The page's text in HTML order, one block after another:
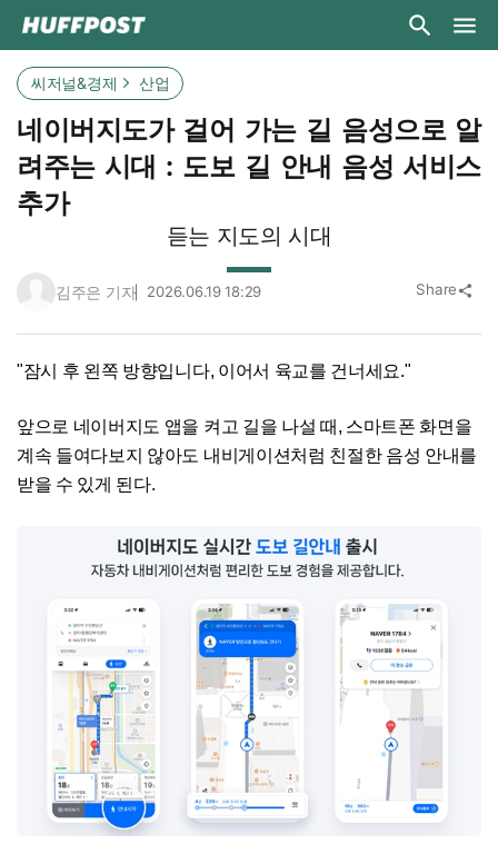
씨저널&경제 산업
네이버지도가 걸어 가는 길 음성으로 알
려주는 시대 : 도보 길 안내 음성 서비스
추가
듣는 지도의 시대
김주은 기자 2026.06.19 18:29 Share share
"잠시 후 왼쪽 방향입니다, 이어서 육교를 건너세요."
앞으로 네이버지도 앱을 켜고 길을 나설 때, 스마트폰 화면을
계속 들여다보지 않아도 내비게이션처럼 친절한 음성 안내를
받을 수 있게 된다.